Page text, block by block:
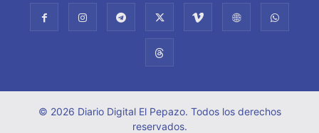
© 2026 Diario Digital El Pepazo. Todos los derechos
reservados.